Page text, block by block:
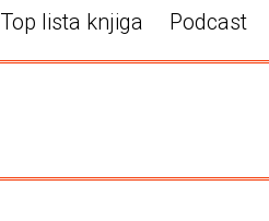
Top lista knjiga Podcast